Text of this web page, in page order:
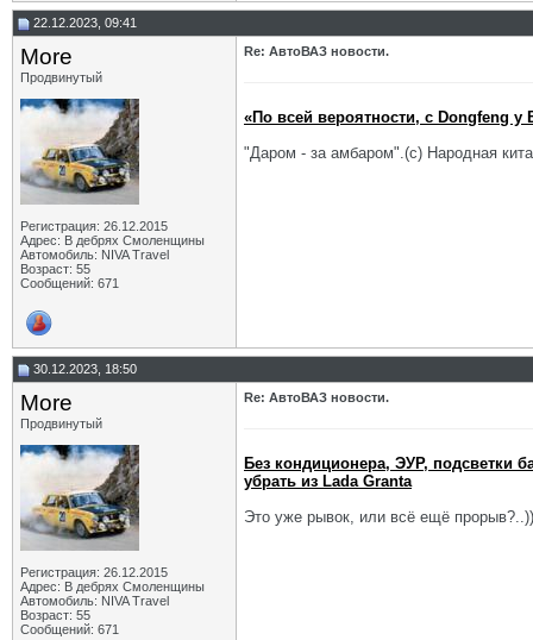
22.12.2023, 09:41
More
Продвинутый
Регистрация: 26.12.2015
Адрес: В дебрях Смоленщины
Автомобиль: NIVA Travel
Возраст: 55
Сообщений: 671
Re: АвтоВАЗ новости.
«По всей вероятности, с Dongfeng у
"Даром - за амбаром".(с) Народная
30.12.2023, 18:50
More
Продвинутый
Регистрация: 26.12.2015
Адрес: В дебрях Смоленщины
Автомобиль: NIVA Travel
Возраст: 55
Сообщений: 671
Re: АвтоВАЗ новости.
Без кондиционера, ЭУР, подсветки
убрать из Lada Granta
Это уже рывок, или всё ещё прорыв?..))